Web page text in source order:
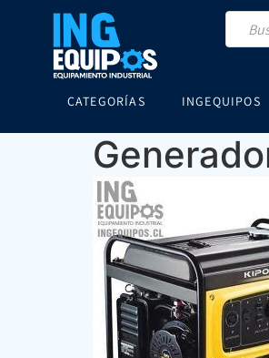
CATEGORÍAS INGEQUIPOS